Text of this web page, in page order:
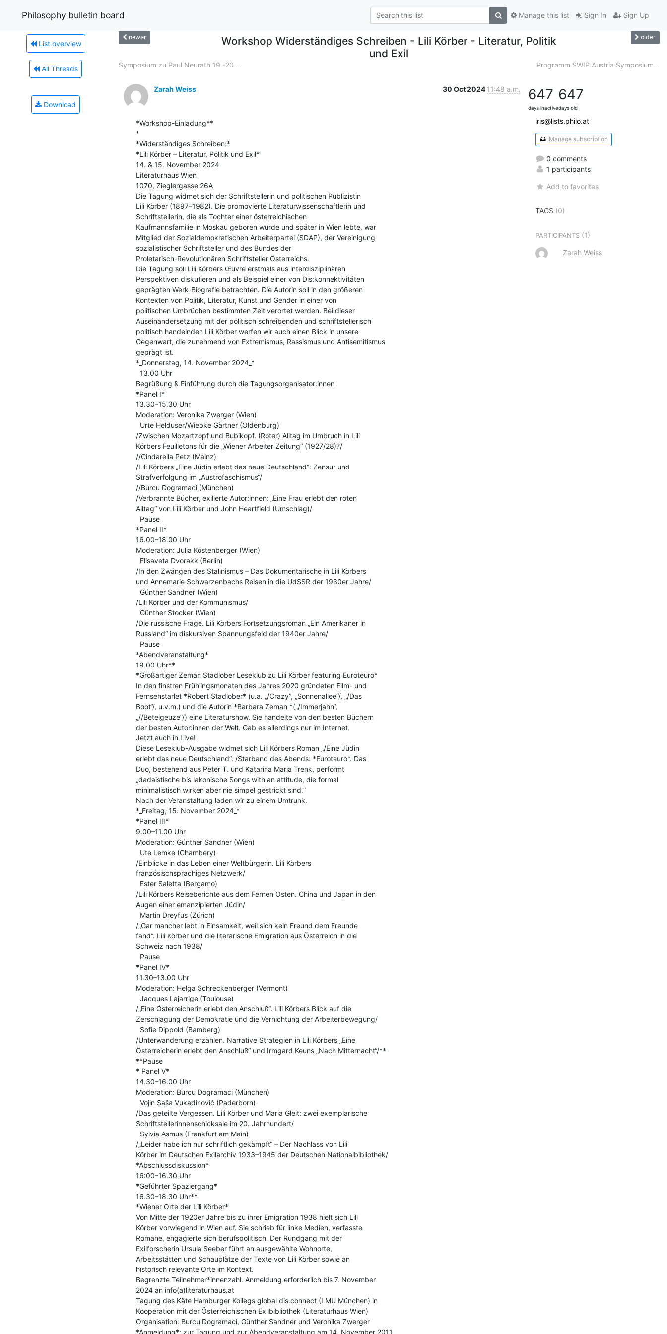
Philosophy bulletin board Sign In Sign Up
Manage this list
List overview
All Threads
Download
newer
Workshop Widerständiges Schreiben - Lili Körber - Literatur, Politik
und Exil
older
Symposium zu Paul Neurath 19.-20.... Programm SWIP Austria Symposium...
Zarah Weiss 30 Oct 2024 11:48 a.m.
*Workshop-Einladung**
*
*Widerständiges Schreiben:*
*Lili Körber – Literatur, Politik und Exil*
14. & 15. November 2024
Literaturhaus Wien
1070, Zieglergasse 26A
Die Tagung widmet sich der Schriftstellerin und politischen Publizistin
Lili Körber (1897–1982). Die promovierte Literaturwissenschaftlerin und
Schriftstellerin, die als Tochter einer österreichischen
Kaufmannsfamilie in Moskau geboren wurde und später in Wien lebte, war
Mitglied der Sozialdemokratischen Arbeiterpartei (SDAP), der Vereinigung
sozialistischer Schriftsteller und des Bundes der
Proletarisch-Revolutionären Schriftsteller Österreichs.
Die Tagung soll Lili Körbers Œuvre erstmals aus interdisziplinären
Perspektiven diskutieren und als Beispiel einer von Dis:konnektivitäten
geprägten Werk-Biografie betrachten. Die Autorin soll in den größeren
Kontexten von Politik, Literatur, Kunst und Gender in einer von
politischen Umbrüchen bestimmten Zeit verortet werden. Bei dieser
Auseinandersetzung mit der politisch schreibenden und schriftstellerisch
politisch handelnden Lili Körber werfen wir auch einen Blick in unsere
Gegenwart, die zunehmend von Extremismus, Rassismus und Antisemitismus
geprägt ist.
*_Donnerstag, 14. November 2024_*
Begrüßung & Einführung durch die Tagungsorganisator:innen
*Panel I*
13.30–15.30 Uhr
Moderation: Veronika Zwerger (Wien)
/Zwischen Mozartzopf und Bubikopf. (Roter) Alltag im Umbruch in Lili
Körbers Feuilletons für die „Wiener Arbeiter Zeitung“ (1927/28)?/
//Cindarella Petz (Mainz)
/Lili Körbers „Eine Jüdin erlebt das neue Deutschland“: Zensur und
Strafverfolgung im „Austrofaschismus“/
//Burcu Dogramaci (München)
/Verbrannte Bücher, exilierte Autor:innen: „Eine Frau erlebt den roten
Alltag“ von Lili Körber und John Heartfield (Umschlag)/
*Panel II*
16.00–18.00 Uhr
Moderation: Julia Köstenberger (Wien)
/In den Zwängen des Stalinismus – Das Dokumentarische in Lili Körbers
und Annemarie Schwarzenbachs Reisen in die UdSSR der 1930er Jahre/
/Lili Körber und der Kommunismus/
/Die russische Frage. Lili Körbers Fortsetzungsroman „Ein Amerikaner in
Russland“ im diskursiven Spannungsfeld der 1940er Jahre/
*Abendveranstaltung*
19.00 Uhr**
*Großartiger Zeman Stadlober Leseklub zu Lili Körber featuring Euroteuro*
In den finstren Frühlingsmonaten des Jahres 2020 gründeten Film- und
Fernsehstarlet *Robert Stadlober* (u.a. „/Crazy“, „Sonnenallee“/, „/Das
Boot“/, u.v.m.) und die Autorin *Barbara Zeman *(„/Immerjahn“,
„//Beteigeuze“/) eine Literaturshow. Sie handelte von den besten Büchern
der besten Autor:innen der Welt. Gab es allerdings nur im Internet.
Jetzt auch in Live!
Diese Leseklub-Ausgabe widmet sich Lili Körbers Roman „/Eine Jüdin
erlebt das neue Deutschland“. /Starband des Abends: *Euroteuro*. Das
Duo, bestehend aus Peter T. und Katarina Maria Trenk, performt
„dadaistische bis lakonische Songs with an attitude, die formal
minimalistisch wirken aber nie simpel gestrickt sind.“
Nach der Veranstaltung laden wir zu einem Umtrunk.
*_Freitag, 15. November 2024_*
*Panel III*
9.00–11.00 Uhr
Moderation: Günther Sandner (Wien)
/Einblicke in das Leben einer Weltbürgerin. Lili Körbers
französischsprachiges Netzwerk/
/Lili Körbers Reiseberichte aus dem Fernen Osten. China und Japan in den
Augen einer emanzipierten Jüdin/
/„Gar mancher lebt in Einsamkeit, weil sich kein Freund dem Freunde
fand“. Lili Körber und die literarische Emigration aus Österreich in die
Schweiz nach 1938/
*Panel IV*
11.30–13.00 Uhr
Moderation: Helga Schreckenberger (Vermont)
/„Eine Österreicherin erlebt den Anschluß“. Lili Körbers Blick auf die
Zerschlagung der Demokratie und die Vernichtung der Arbeiterbewegung/
/Unterwanderung erzählen. Narrative Strategien in Lili Körbers „Eine
Österreicherin erlebt den Anschluß“ und Irmgard Keuns „Nach Mitternacht“/**
**Pause
* Panel V*
14.30–16.00 Uhr
Moderation: Burcu Dogramaci (München)
/Das geteilte Vergessen. Lili Körber und Maria Gleit: zwei exemplarische
Schriftstellerinnenschicksale im 20. Jahrhundert/
/„Leider habe ich nur schriftlich gekämpft“ – Der Nachlass von Lili
Körber im Deutschen Exilarchiv 1933–1945 der Deutschen Nationalbibliothek/
*Abschlussdiskussion*
16:00–16.30 Uhr
*Geführter Spaziergang*
16.30–18.30 Uhr**
*Wiener Orte der Lili Körber*
Von Mitte der 1920er Jahre bis zu ihrer Emigration 1938 hielt sich Lili
Körber vorwiegend in Wien auf. Sie schrieb für linke Medien, verfasste
Romane, engagierte sich berufspolitisch. Der Rundgang mit der
Exilforscherin Ursula Seeber führt an ausgewählte Wohnorte,
Arbeitsstätten und Schauplätze der Texte von Lili Körber sowie an
historisch relevante Orte im Kontext.
Begrenzte Teilnehmer*innenzahl. Anmeldung erforderlich bis 7. November
2024 an info(a)literaturhaus.at
Tagung des Käte Hamburger Kollegs global dis:connect (LMU München) in
Kooperation mit der Österreichischen Exilbibliothek (Literaturhaus Wien)
Organisation: Burcu Dogramaci, Günther Sandner und Veronika Zwerger
*Anmeldung*: zur Tagung und zur Abendveranstaltung am 14. November 2011
647
days inactive
647
days old
iris@lists.philo.at
Manage subscription
0 comments
1 participants
Add to favorites
TAGS (0)
PARTICIPANTS (1)
Zarah Weiss